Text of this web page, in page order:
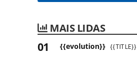
MAIS LIDAS
{{evolution}} {{TITLE}}